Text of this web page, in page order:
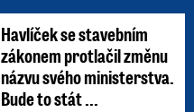
Havlíček se stavebním
zákonem protlačil změnu
názvu svého ministerstva.
Bude to stát ...